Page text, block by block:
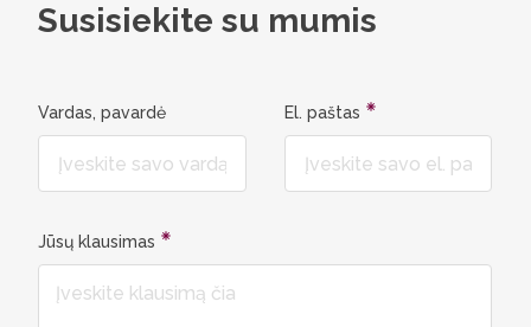
Susisiekite su mumis
Vardas, pavardė El. paštas
Jūsų klausimas